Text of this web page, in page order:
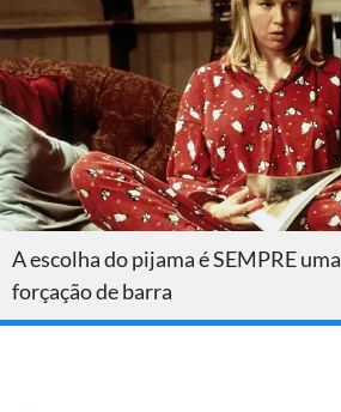
A escolha do pijama é SEMPRE uma
forçação de barra